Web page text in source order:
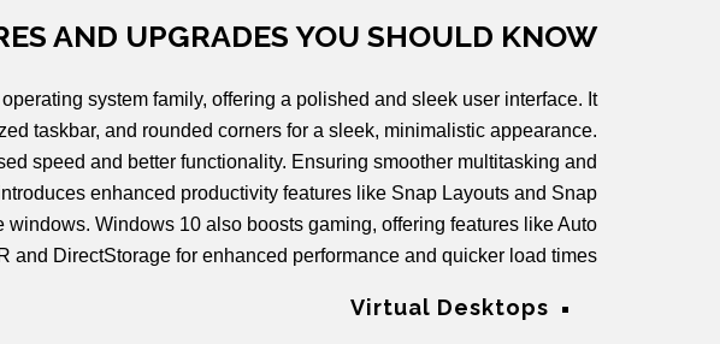
AND UPGRADES YOU SHOULD KNOW
system family, offering a polished and sleek user interface. It
taskbar, and rounded corners for a sleek, minimalistic appearance.
speed and better functionality. Ensuring smoother multitasking and
enhanced productivity features like Snap Layouts and Snap
Windows 10 also boosts gaming, offering features like Auto
and DirectStorage for enhanced performance and quicker load times.
Virtual Desktops